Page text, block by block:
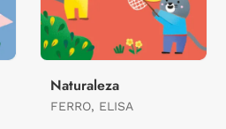
Naturaleza
FERRO, ELISA